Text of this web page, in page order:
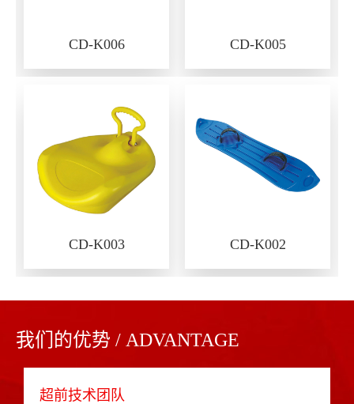
CD-K006 CD-K005
CD-K003 CD-K002
我们的优势 / ADVANTAGE
超前技术团队